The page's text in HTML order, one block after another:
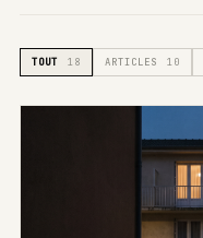
TOUT 18 ARTICLES 10